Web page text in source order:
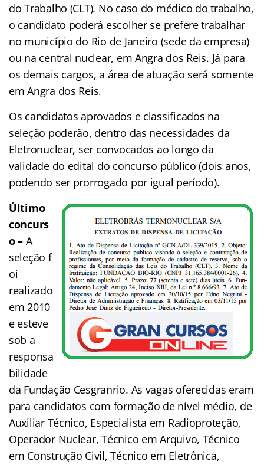
do Trabalho (CLT). No caso do médico do trabalho,
o candidato poderá escolher se prefere trabalhar
no município do Rio de Janeiro (sede da empresa)
ou na central nuclear, em Angra dos Reis. Já para
os demais cargos, a área de atuação será somente
em Angra dos Reis.
Os candidatos aprovados e classificados na
seleção poderão, dentro das necessidades da
Eletronuclear, ser convocados ao longo da
validade do edital do concurso público (dois anos,
podendo ser prorrogado por igual período).
Último
concurs
o – A
seleção f
oi
realizado
em 2010
e esteve
sob a
responsa
bilidade
da Fundação Cesgranrio. As vagas oferecidas eram
para candidatos com formação de nível médio, de
Auxiliar Técnico, Especialista em Radioproteção,
Operador Nuclear, Técnico em Arquivo, Técnico
em Construção Civil, Técnico em Eletrônica,